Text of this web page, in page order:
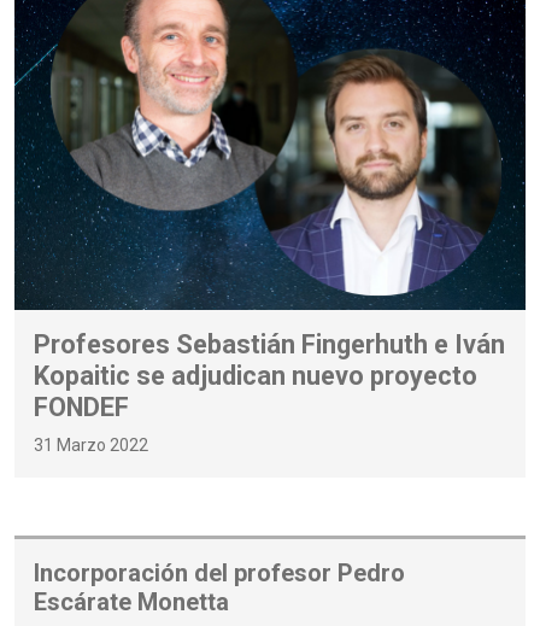
Profesores Sebastián Fingerhuth e Iván
Kopaitic se adjudican nuevo proyecto
FONDEF
31 Marzo 2022
Incorporación del profesor Pedro
Escárate Monetta